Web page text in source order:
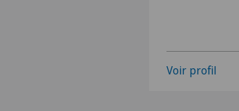
Voir profil